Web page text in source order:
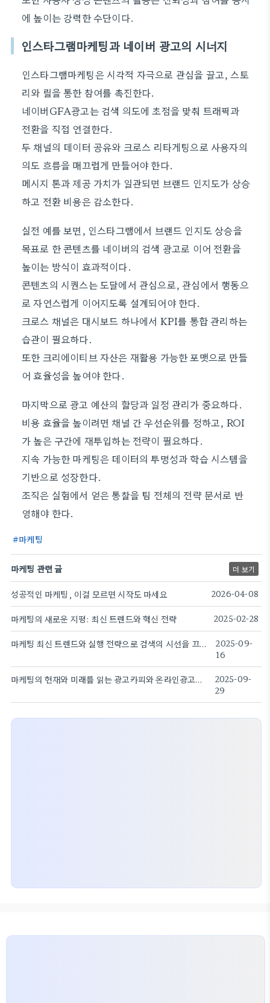
에 높이는 강력한 수단이다.
인스타그램마케팅과 네이버 광고의 시너지
인스타그램마케팅은 시각적 자극으로 관심을 끌고, 스토
리와 릴을 통한 참여를 촉진한다.
네이버GFA광고는 검색 의도에 초점을 맞춰 트래픽과
전환을 직접 연결한다.
두 채널의 데이터 공유와 크로스 리타게팅으로 사용자의
의도 흐름을 매끄럽게 만들어야 한다.
메시지 톤과 제공 가치가 일관되면 브랜드 인지도가 상승
하고 전환 비용은 감소한다.
실전 예를 보면, 인스타그램에서 브랜드 인지도 상승을
목표로 한 콘텐츠를 네이버의 검색 광고로 이어 전환을
높이는 방식이 효과적이다.
콘텐츠의 시퀀스는 도달에서 관심으로, 관심에서 행동으
로 자연스럽게 이어지도록 설계되어야 한다.
크로스 채널은 대시보드 하나에서 KPI를 통합 관리하는
습관이 필요하다.
또한 크리에이티브 자산은 재활용 가능한 포맷으로 만들
어 효율성을 높여야 한다.
마지막으로 광고 예산의 할당과 일정 관리가 중요하다.
비용 효율을 높이려면 채널 간 우선순위를 정하고, ROI
가 높은 구간에 재투입하는 전략이 필요하다.
지속 가능한 마케팅은 데이터의 투명성과 학습 시스템을
기반으로 성장한다.
조직은 실험에서 얻은 통찰을 팀 전체의 전략 문서로 반
영해야 한다.
마케팅
마케팅 관련 글 더 보기
성공적인 마케팅, 이걸 모르면 시작도 마세요 2026-04-08
마케팅의 새로운 지평: 최신 트렌드와 혁신 전략 2025-02-28
마케팅 최신 트렌드와 실행 전략으로 검색의 시선을 끄는 방법
2025-09-
16
마케팅의 현재와 미래를 읽는 광고카피와 온라인광고의 전략
2025-09-
29